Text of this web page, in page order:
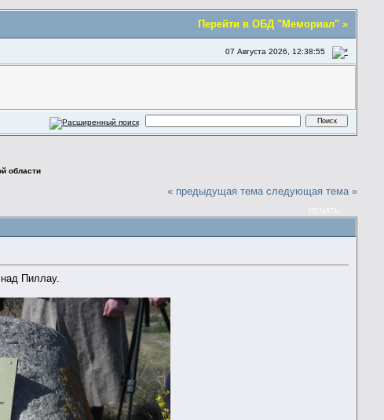
Перейти в ОБД "Мемориал" »
07 Августа 2026, 12:38:55
области
« предыдущая тема следующая тема »
ПЕЧАТЬ
Пиллау.